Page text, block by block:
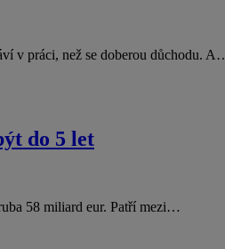
v práci, než se doberou důchodu.
do 5 let
58 miliard eur. Patří mezi…